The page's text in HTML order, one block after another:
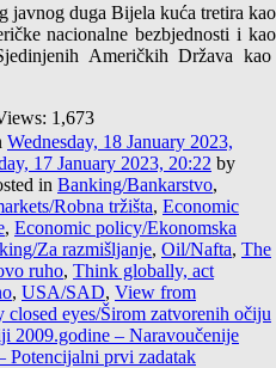
javnog duga Bijela kuća tretira kao
nacionalne bezbjednosti i kao
Američkih Država kao
1,673
Wednesday, 18 January 2023,
17 January 2023, 20:22 by
in Banking/Bankarstvo,
Robna tržišta, Economic
, Economic policy/Ekonomska
Za razmišljanje, Oil/Nafta, The
ruho, Think globally, act
, USA/SAD, View from
closed eyes/Širom zatvorenih očiju
2009.godine – Naravoučenije
Potencijalni prvi zadatak